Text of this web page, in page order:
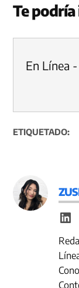
Te
En Línea
ETIQUETADO: